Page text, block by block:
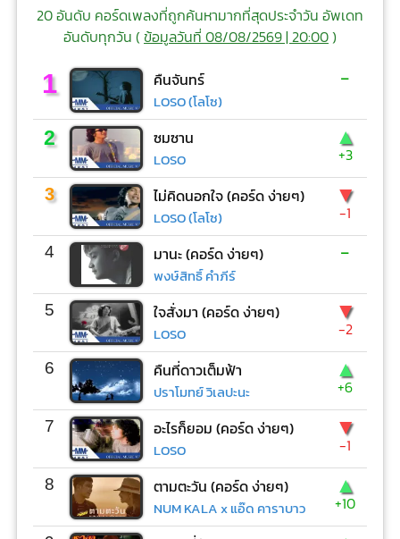
20 อันดับ คอร์ดเพลงที่ถูกค้นหามากที่สุดประจำวัน อัพเดท
อันดับทุกวัน (ข้อมูลวันที่ 08/08/2569 | 20:00)
1 คืนจันทร์
LOSO (โลโซ)
-
2 ซมซาน
LOSO
▲
+3
3 ไม่คิดนอกใจ (คอร์ด ง่ายๆ)
LOSO (โลโซ)
▼
-1
4 มานะ (คอร์ด ง่ายๆ)
พงษ์สิทธิ์ คำภีร์
-
5 ใจสั่งมา (คอร์ด ง่ายๆ)
LOSO
▼
-2
6 คืนที่ดาวเต็มฟ้า
ปราโมทย์ วิเลปะนะ
▲
+6
7 อะไรก็ยอม (คอร์ด ง่ายๆ)
LOSO
▼
-1
8 ตามตะวัน (คอร์ด ง่ายๆ)
NUM KALA x แอ๊ด คาราบาว
▲
+10